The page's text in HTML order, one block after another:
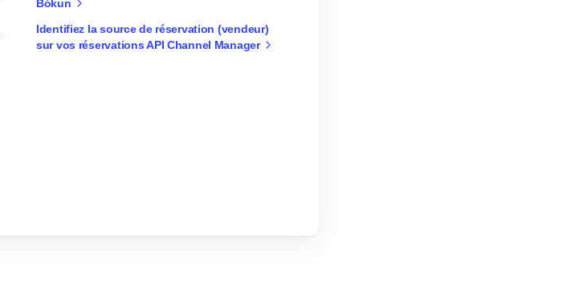
Bókun
Identifiez la source de réservation (vendeur)
sur vos réservations API Channel Manager